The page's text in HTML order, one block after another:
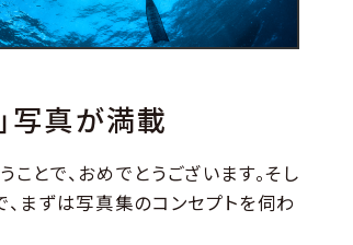
写真が満載
とで、おめでとうございます。そし
まずは写真集のコンセプトを伺わ